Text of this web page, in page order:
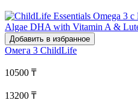
Добавить в избранное
Омега 3 ChildLife
10500 ₸
13200 ₸